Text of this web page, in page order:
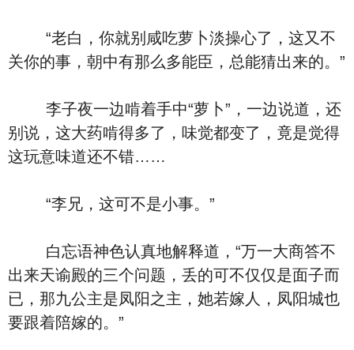
“老白，你就别咸吃萝卜淡操心了，这又不
关你的事，朝中有那么多能臣，总能猜出来的。”
李子夜一边啃着手中“萝卜”，一边说道，还
别说，这大药啃得多了，味觉都变了，竟是觉得
这玩意味道还不错……
“李兄，这可不是小事。”
白忘语神色认真地解释道，“万一大商答不
出来天谕殿的三个问题，丢的可不仅仅是面子而
已，那九公主是凤阳之主，她若嫁人，凤阳城也
要跟着陪嫁的。”